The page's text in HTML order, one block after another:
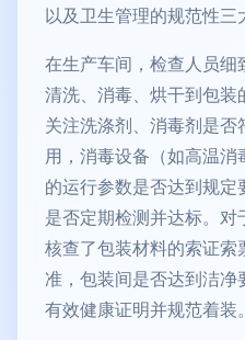
以及卫生管理的规范性三
在生产车间，检查人员细
清洗、消毒、烘干到包装
关注洗涤剂、消毒剂是否
用，消毒设备（如高温消
的运行参数是否达到规
是否定期检测并达标。
核查了包装材料的索证索
准，包装间是否达到洁
有效健康证明并规范着装。